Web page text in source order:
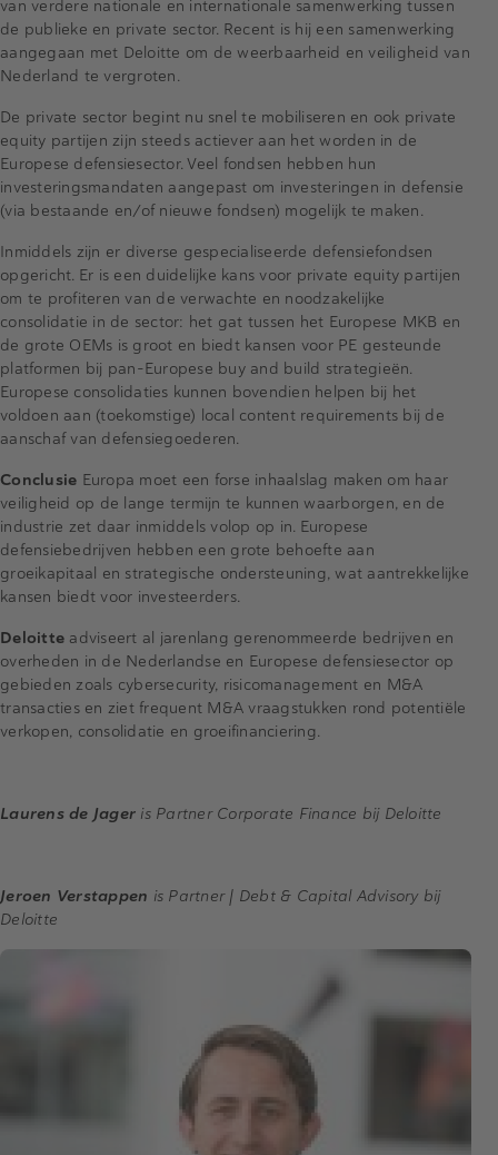
van verdere nationale en internationale samenwerking tussen
de publieke en private sector. Recent is hij een samenwerking
aangegaan met Deloitte om de weerbaarheid en veiligheid van
Nederland te vergroten.
De private sector begint nu snel te mobiliseren en ook private
equity partijen zijn steeds actiever aan het worden in de
Europese defensiesector. Veel fondsen hebben hun
investeringsmandaten aangepast om investeringen in defensie
(via bestaande en/of nieuwe fondsen) mogelijk te maken.
Inmiddels zijn er diverse gespecialiseerde defensiefondsen
opgericht. Er is een duidelijke kans voor private equity partijen
om te profiteren van de verwachte en noodzakelijke
consolidatie in de sector: het gat tussen het Europese MKB en
de grote OEMs is groot en biedt kansen voor PE gesteunde
platformen bij pan-Europese buy and build strategieën.
Europese consolidaties kunnen bovendien helpen bij het
voldoen aan (toekomstige) local content requirements bij de
aanschaf van defensiegoederen.
Conclusie Europa moet een forse inhaalslag maken om haar
veiligheid op de lange termijn te kunnen waarborgen, en de
industrie zet daar inmiddels volop op in. Europese
defensiebedrijven hebben een grote behoefte aan
groeikapitaal en strategische ondersteuning, wat aantrekkelijke
kansen biedt voor investeerders.
Deloitte adviseert al jarenlang gerenommeerde bedrijven en
overheden in de Nederlandse en Europese defensiesector op
gebieden zoals cybersecurity, risicomanagement en M&A
transacties en ziet frequent M&A vraagstukken rond potentiële
verkopen, consolidatie en groeifinanciering.
Laurens de Jager is Partner Corporate Finance bij Deloitte
Jeroen Verstappen is Partner | Debt & Capital Advisory bij
Deloitte